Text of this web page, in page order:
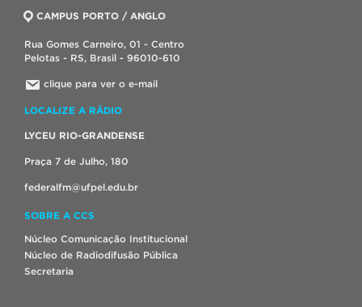
CAMPUS PORTO / ANGLO
Rua Gomes Carneiro, 01 - Centro
Pelotas - RS, Brasil - 96010-610
clique para ver o e-mail
LOCALIZE A RÁDIO
LYCEU RIO-GRANDENSE
Praça 7 de Julho, 180
federalfm@ufpel.edu.br
SOBRE A CCS
Núcleo Comunicação Institucional
Núcleo de Radiodifusão Pública
Secretaria